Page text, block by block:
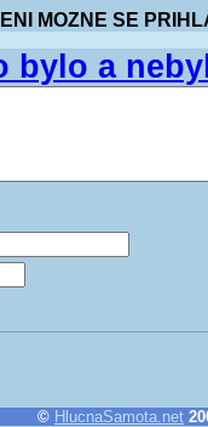
MOZNE SE
bylo a
© HlucnaSamota.net